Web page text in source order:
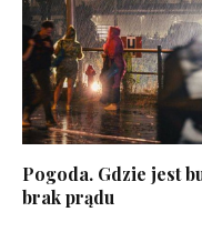
Pogoda. Gdzie jest
brak prądu